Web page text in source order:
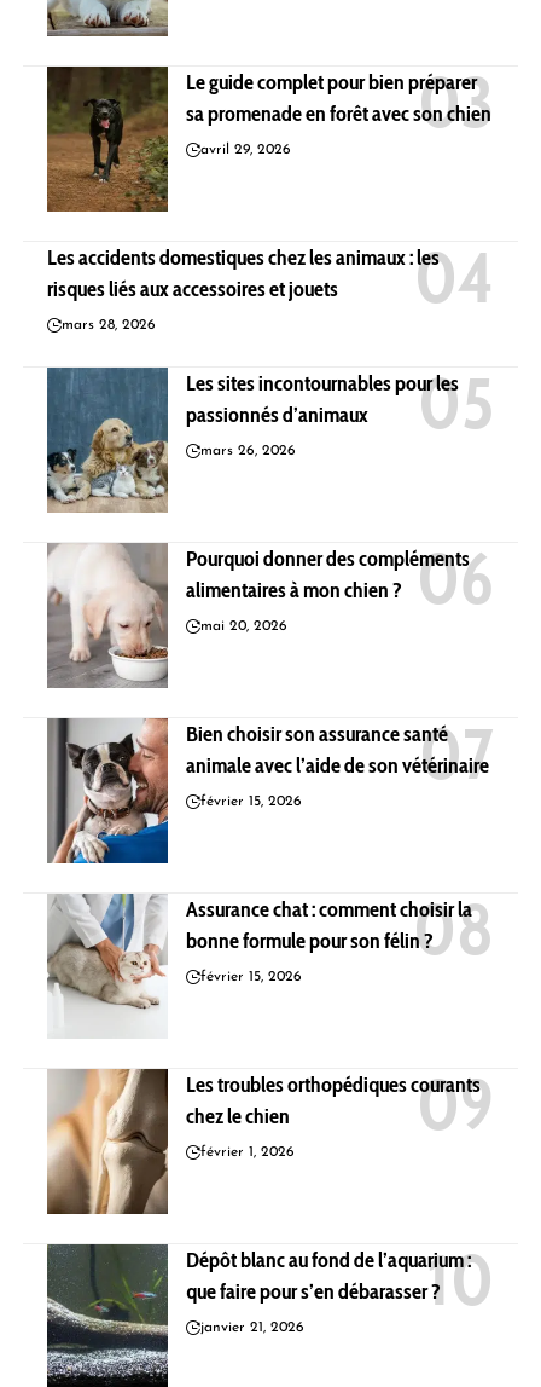
Le guide complet pour bien préparer
sa promenade en forêt avec son chien
avril 29, 2026
Les accidents domestiques chez les animaux : les
risques liés aux accessoires et jouets
mars 28, 2026
Les sites incontournables pour les
passionnés d’animaux
mars 26, 2026
Pourquoi donner des compléments
alimentaires à mon chien ?
mai 20, 2026
Bien choisir son assurance santé
animale avec l’aide de son vétérinaire
février 15, 2026
Assurance chat : comment choisir la
bonne formule pour son félin ?
février 15, 2026
Les troubles orthopédiques courants
chez le chien
février 1, 2026
Dépôt blanc au fond de l’aquarium :
que faire pour s’en débarasser ?
janvier 21, 2026